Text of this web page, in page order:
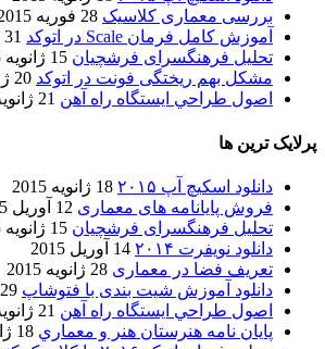
بررسی معماری کلاسیک 28 فوریه 2015
آموزش کامل فرمان Scale در اتوکد
31 ژانویه 2016
تحلیل فرهنگسرای فرشچیان 15 ژانویه 2015
مشکل بهم ریختگی فونت در اتوکد 20 ژانویه 2016
اصول طراحي ایستگاه راه آهن 21 ژانویه 2015
پرلایک ترین ها
دانلود اسکیچ آپ ۲۰۱۵
18 ژانویه 2015
فروش پایانامه های معماری 12 آوریل 2015
تحلیل فرهنگسرای فرشچیان 15 ژانویه 2015
دانلود نویفرت ۲۰۱۴
14 آوریل 2015
تعریف فضا در معماری 28 ژانویه 2015
دانلود آموزش شیت بندی با فتوشاپ 29 ژوئن 2015
اصول طراحي ایستگاه راه آهن 21 ژانویه 2015
پایان نامه هنرستان هنر و معماري 18 ژانویه 2015